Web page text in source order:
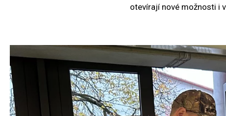
otevírají nové možnosti i